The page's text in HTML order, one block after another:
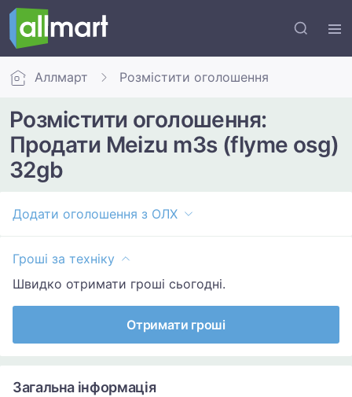
Аллмарт Розмістити оголошення
Розмістити оголошення:
Продати Meizu m3s (flyme osg)
32gb
Додати оголошення з ОЛХ
Гроші за техніку
Швидко отримати гроші сьогодні.
Отримати гроші
Загальна інформація